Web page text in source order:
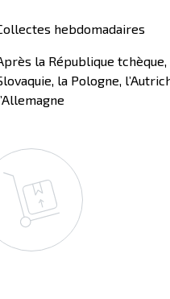
hebdomadaires
la République tchèque,
la Pologne,